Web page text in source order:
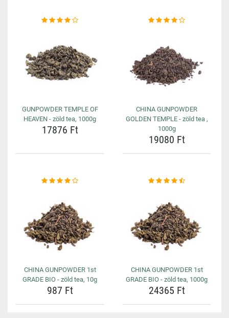
GUNPOWDER TEMPLE OF
HEAVEN - zöld tea, 1000g
17876 Ft
CHINA GUNPOWDER
GOLDEN TEMPLE - zöld tea ,
1000g
19080 Ft
CHINA GUNPOWDER 1st
GRADE BIO - zöld tea, 10g
987 Ft
CHINA GUNPOWDER 1st
GRADE BIO - zöld tea, 1000g
24365 Ft